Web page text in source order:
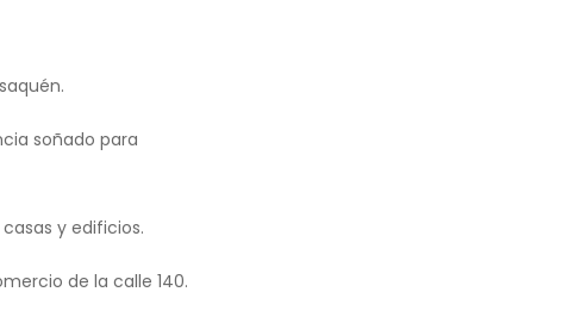
soñado para
y edificios.
de la calle 140.